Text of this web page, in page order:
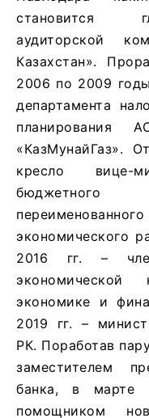
становится
аудиторской
Казахстан».
2006 по 2009
департамента
планирования
«КазМунайГаз».
кресло вице-
бюджетного
экономического
2016 гг. –
экономике и
2019 гг. –
РК. Поработав
заместителем
банка, в марте
помощником